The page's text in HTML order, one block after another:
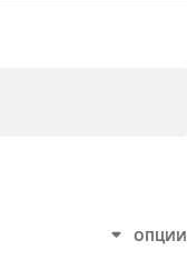
ОПЦИИ